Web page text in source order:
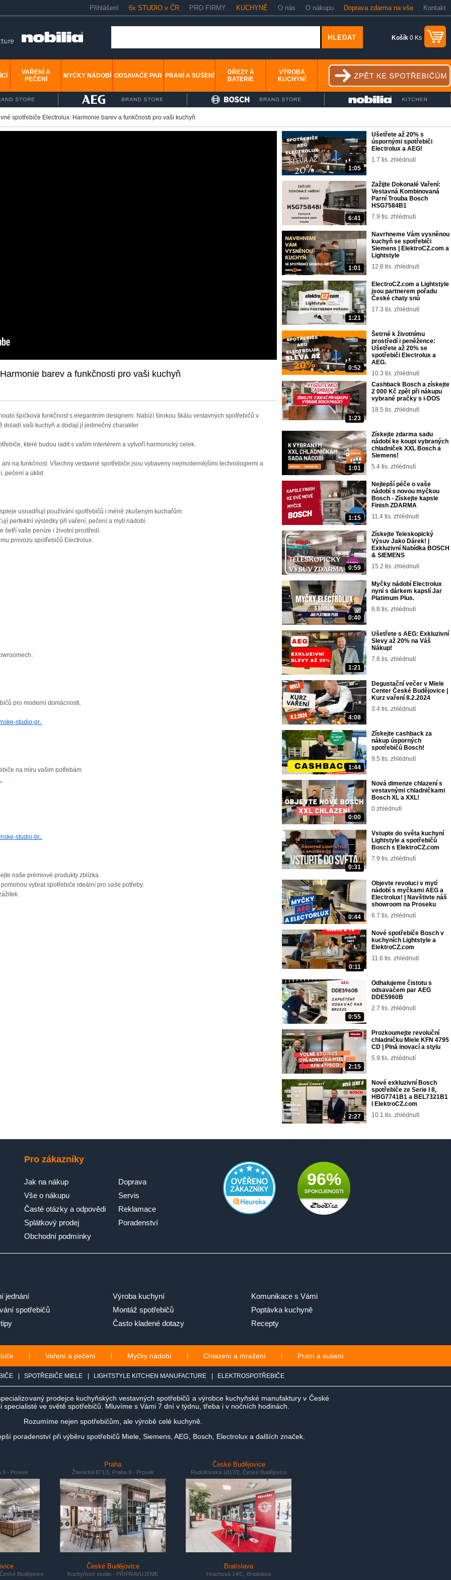
Přihlášení 6x STUDIO v ČR PRO FIRMY KUCHYNĚ O nás O nákupu Doprava zdarma na vše Kontakt
Košík0 Ks
VAŘENÍ A
PEČENÍ
MYČKY NÁDOBÍ ODSAVAČE PAR PRANÍ A SUŠENÍ
DŘEZY A
BATERIE
VÝROBA
KUCHYNÍ
spotřebiče Electrolux: Harmonie barev a funkčnosti pro vaši kuchyň
barev a funkčnosti pro vaši kuchyň
špičková funkčnost s elegantním designem. Nabízí širokou škálu vestavných spotřebičů v
vaši kuchyň a dodají jí jedinečný charakter.
které budou ladit s vaším interiérem a vytvoří harmonický celek.
na funkčnost. Všechny vestavné spotřebiče jsou vybaveny nejmodernějšími technologiemi a
pečení a úklid.
usnadňují používání spotřebičů i méně zkušeným kuchařům.
perfektní výsledky při vaření, pečení a mytí nádobí.
šetří vaše peníze i životní prostředí.
provozu spotřebičů Electrolux.
pro moderní domácnosti.
studio-pr..
na míru vašim potřebám.
studio-br..
naše prémiové produkty zblízka.
vybrat spotřebiče ideální pro vaše potřeby.
1:05
Ušetřete až 20% s
úspornými spotřebiči
Electrolux a AEG!
1.7 tis. zhlédnutí
6:41
Zažijte Dokonalé Vaření:
Vestavná Kombinovaná
Parní Trouba Bosch
HSG7584B1
7.9 tis. zhlédnutí
1:01
Navrhneme Vám vysněnou
kuchyň se spotřebiči
Siemens | ElektroCZ.com a
Lightstyle
12.8 tis. zhlédnutí
1:21
ElectroCZ.com a Lightstyle
jsou partnerem pořadu
České chaty snů
17.3 tis. zhlédnutí
0:52
Šetrné k životnímu
prostředí i peněžence:
Ušetřete až 20% se
spotřebiči Electrolux a
AEG.
10.3 tis. zhlédnutí
1:23
Cashback Bosch a získejte
2 000 Kč zpět při nákupu
vybrané pračky s i-DOS
18.5 tis. zhlédnutí
1:01
Získejte zdarma sadu
nádobí ke koupi vybraných
chladniček XXL Bosch a
Siemens!
5.4 tis. zhlédnutí
1:15
Nejlepší péče o vaše
nádobí s novou myčkou
Bosch - Získejte kapsle
Finish ZDARMA
11.4 tis. zhlédnutí
0:59
Získejte Teleskopický
Výsuv Jako Dárek! |
Exkluzivní Nabídka BOSCH
& SIEMENS
15.2 tis. zhlédnutí
0:40
Myčky nádobí Electrolux
nyní s dárkem kapslí Jar
Platimum Plus.
6.8 tis. zhlédnutí
1:21
Ušetřete s AEG: Exkluzivní
Slevy až 20% na Váš
Nákup!
7.8 tis. zhlédnutí
4:08
Degustační večer v Miele
Center České Budějovice |
Kurz vaření 8.2.2024
3.4 tis. zhlédnutí
1:44
Získejte cashback za
nákup úsporných
spotřebičů Bosch!
9.5 tis. zhlédnutí
0:00
Nová dimenze chlazení s
vestavnými chladničkami
Bosch XL a XXL!
0 zhlédnutí
0:31
Vstupte do světa kuchyní
Lightstyle a spotřebičů
Bosch s ElektroCZ.com
7.9 tis. zhlédnutí
0:44
Objevte revoluci v mytí
nádobí s myčkami AEG a
Electrolux! | Navštivte náš
showroom na Proseku
6.7 tis. zhlédnutí
0:11
Nové spotřebiče Bosch v
kuchyních Lightstyle a
ElektroCZ.com
11.6 tis. zhlédnutí
0:55
Odhalujeme čistotu s
odsavačem par AEG
DDE5960B
2.7 tis. zhlédnutí
2:15
Prozkoumejte revoluční
chladničku Miele KFN 4795
CD | Plná inovací a stylu
5.9 tis. zhlédnutí
2:27
Nové exkluzivní Bosch
spotřebiče ze Serie I 8,
HBG7741B1 a BEL7321B1
I ElektroCZ.com
10.1 tis. zhlédnutí
Pro zákazníky
Jak na nákup
Vše o nákupu
Časté otázky a odpovědi
Splátkový prodej
Obchodní podmínky
Doprava
Servis
Reklamace
Poradenství
96%
jednání
spotřebičů
Výroba kuchyní
Montáž spotřebičů
Často kladené dotazy
Komunikace s Vámi
Poptávka kuchyně
Recepty
Vaření a pečení Myčky nádobí Chlazení a mražení Praní a sušení
SPOTŘEBIČE MIELE LIGHTSTYLE KITCHEN MANUFACTURE ELEKTROSPOTŘEBIČE
prodejce kuchyňských vestavných spotřebičů a výrobce kuchyňské manufaktury v České
specialisté ve světě spotřebičů. Mluvíme s Vámi 7 dní v týdnu, třeba i v nočních hodinách.
Rozumíme nejen spotřebičům, ale výrobě celé kuchyně.
poradenství při výběru spotřebičů Miele, Siemens, AEG, Bosch, Electrolux a dalších značek.
9 - Prosek
Praha
Žitenická 871/1, Praha 9 - Prosek
České Budějovice
Rudolfovská 1817/2, České Budějovice
Budějovice
České Budějovice
Kuchyňské studio - PŘIPRAVUJEME
Bratislava
Hrachová 14/C, Bratislava